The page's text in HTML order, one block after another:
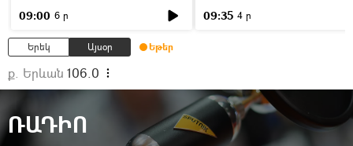
09:00 6 ր 09:35 4 ր
Երեկ Այսօր Եթեր
ք. Երևան 106.0
ՌԱԴԻՈ